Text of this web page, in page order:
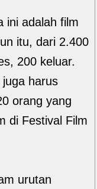
ini adalah film
itu, dari 2.400
200 keluar.
harus
orang yang
di Festival Film
urutan